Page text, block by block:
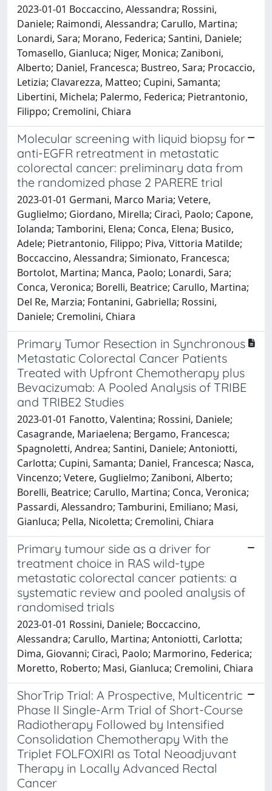
2023-01-01 Boccaccino, Alessandra; Rossini,
Daniele; Raimondi, Alessandra; Carullo, Martina;
Lonardi, Sara; Morano, Federica; Santini, Daniele;
Tomasello, Gianluca; Niger, Monica; Zaniboni,
Alberto; Daniel, Francesca; Bustreo, Sara; Procaccio,
Letizia; Clavarezza, Matteo; Cupini, Samanta;
Libertini, Michela; Palermo, Federica; Pietrantonio,
Filippo; Cremolini, Chiara
Molecular screening with liquid biopsy for
anti-EGFR retreatment in metastatic
colorectal cancer: preliminary data from
the randomized phase 2 PARERE trial
2023-01-01 Germani, Marco Maria; Vetere,
Guglielmo; Giordano, Mirella; Ciracì, Paolo; Capone,
Iolanda; Tamborini, Elena; Conca, Elena; Busico,
Adele; Pietrantonio, Filippo; Piva, Vittoria Matilde;
Boccaccino, Alessandra; Simionato, Francesca;
Bortolot, Martina; Manca, Paolo; Lonardi, Sara;
Conca, Veronica; Borelli, Beatrice; Carullo, Martina;
Del Re, Marzia; Fontanini, Gabriella; Rossini,
Daniele; Cremolini, Chiara
Primary Tumor Resection in Synchronous
Metastatic Colorectal Cancer Patients
Treated with Upfront Chemotherapy plus
Bevacizumab: A Pooled Analysis of TRIBE
and TRIBE2 Studies
2023-01-01 Fanotto, Valentina; Rossini, Daniele;
Casagrande, Mariaelena; Bergamo, Francesca;
Spagnoletti, Andrea; Santini, Daniele; Antoniotti,
Carlotta; Cupini, Samanta; Daniel, Francesca; Nasca,
Vincenzo; Vetere, Guglielmo; Zaniboni, Alberto;
Borelli, Beatrice; Carullo, Martina; Conca, Veronica;
Passardi, Alessandro; Tamburini, Emiliano; Masi,
Gianluca; Pella, Nicoletta; Cremolini, Chiara
Primary tumour side as a driver for
treatment choice in RAS wild-type
metastatic colorectal cancer patients: a
systematic review and pooled analysis of
randomised trials
2023-01-01 Rossini, Daniele; Boccaccino,
Alessandra; Carullo, Martina; Antoniotti, Carlotta;
Dima, Giovanni; Ciracì, Paolo; Marmorino, Federica;
Moretto, Roberto; Masi, Gianluca; Cremolini, Chiara
ShorTrip Trial: A Prospective, Multicentric
Phase II Single-Arm Trial of Short-Course
Radiotherapy Followed by Intensified
Consolidation Chemotherapy With the
Triplet FOLFOXIRI as Total Neoadjuvant
Therapy in Locally Advanced Rectal
Cancer